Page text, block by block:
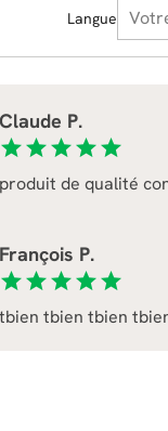
Langue
Claude P.
starstarstarstarstar
produit de qualité
François P.
starstarstarstarstar
tbien tbien tbien